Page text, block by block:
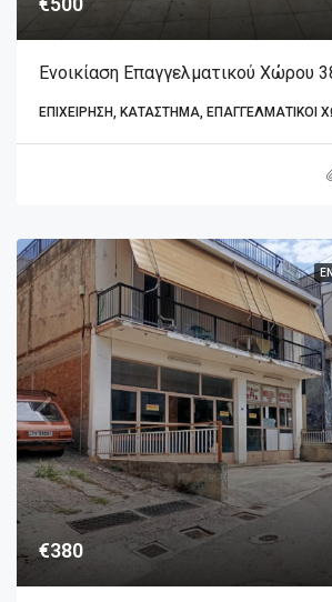
ΕΠΙΧΕΊΡΗΣΗ, ΚΑΤΆΣΤΗΜΑ, ΕΠΑΓΓΕΛΜΑΤΙΚΟΊ
€380